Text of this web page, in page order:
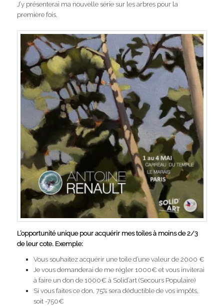
J’y présenterai ma nouvelle série sur les arbres pour la
première fois.
L’opportunité unique pour acquérir mes toiles à moins de 2/3
de leur cote. Exemple:
Vous souhaitez acquérir une toile d’une valeur de 2000 €
Je vous demanderai de me régler 1000€ et vous inviterai
à faire un don de 1000€ à Solid’art (Secours Populaire)
Si vous faites ce don, 75% sera déductible de vos impôts,
soit -750€